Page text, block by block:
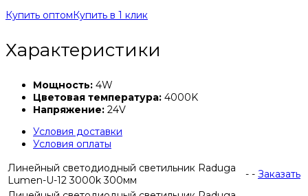
Купить оптомКупить в 1 клик
Характеристики
Мощность: 4W
Цветовая температура: 4000K
Напряжение: 24V
Условия доставки
Условия оплаты
Линейный светодиодный светильник Raduga
Lumen-U-12 3000k 300мм
- - Заказать